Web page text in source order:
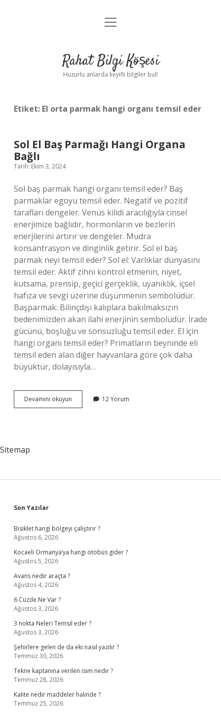
Anasayfa
Yasal Uyarı
menüyü
Rahat Bilgi Köşesi
Huzurlu anlarda keyifli bilgiler bul!
Etiket: El orta parmak hangi organı temsil eder
Sol El Baş Parmağı Hangi Organa
Bağlı
Tarih: Ekim 3, 2024
Sol baş parmak hangi organı temsil eder? Baş
parmaklar egoyu temsil eder. Negatif ve pozitif
tarafları dengeler. Venüs kilidi aracılığıyla cinsel
enerjimize bağlıdır, hormonların ve bezlerin
enerjilerini artırır ve dengeler. Mudra
konsantrasyon ve dinginlik getirir. Sol el baş
parmak neyi temsil eder? Sol el: Varlıklar dünyasını
temsil eder. Aktif zihni kontrol etmenin, niyet,
kutsama, prensip, geçici gerçeklik, uyanıklık, içsel
hafıza ve sevgi üzerine düşünmenin sembolüdür.
Başparmak: Bilinçdışı kalıplara bakılmaksızın
bedenimizden akan ilahi enerjinin sembolüdür. İrade
gücünü, boşluğu ve sonsuzluğu temsil eder. El için
hangi organı temsil eder? Primatların beyninde eli
temsil eden alan diğer hayvanlara göre çok daha
büyüktür, dolayısıyla…
Devamını okuyun
El
12 Yorum
Sitemap
Sidebar
Son Yazılar
Bisiklet hangi bölgeyi çalıştırır ?
Ağustos 6, 2026
Kocaeli Ormanya’ya hangi otobüs gider ?
Ağustos 5, 2026
Avans nedir araçta ?
Ağustos 4, 2026
6 Cüzde Ne Var ?
Ağustos 3, 2026
3 nokta Neleri Temsil eder ?
Ağustos 3, 2026
Şehirlere gelen de da eki nasıl yazılır ?
Temmuz 30, 2026
Tekne kaptanına verilen isim nedir ?
Temmuz 28, 2026
Kalite nedir maddeler halinde ?
Temmuz 25, 2026